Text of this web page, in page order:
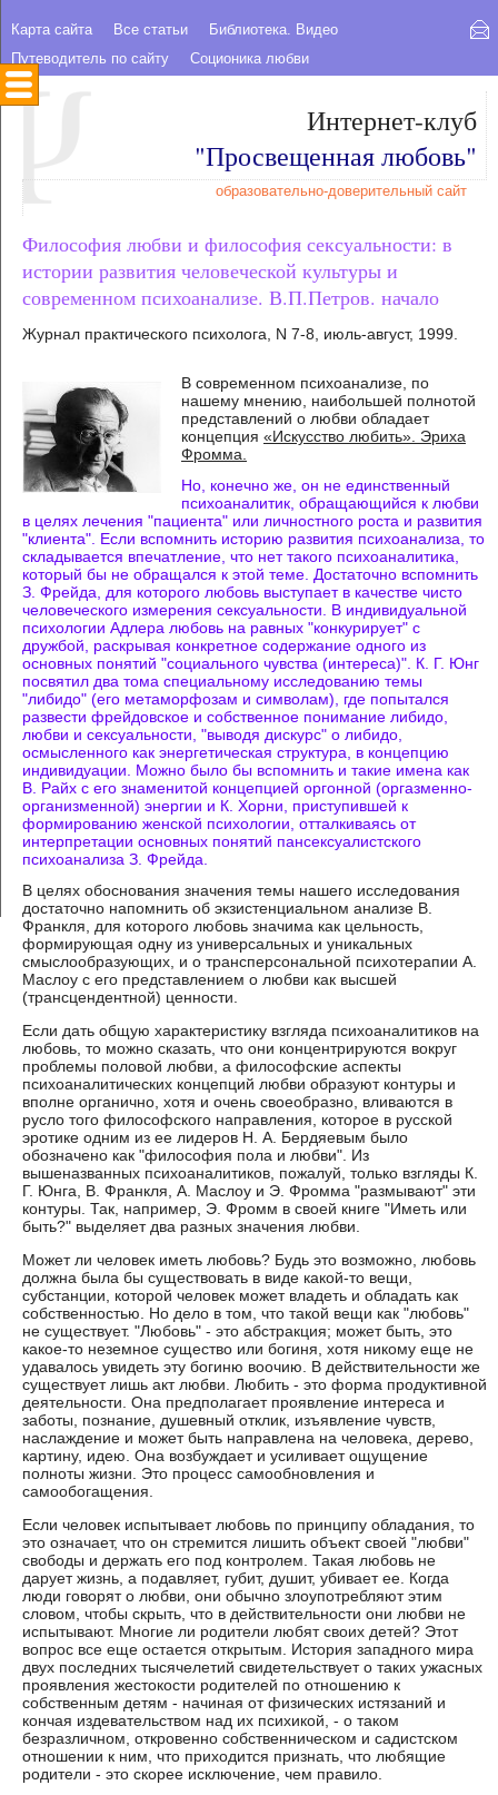
Карта сайта Все статьи
Библиотека. Видео
Путеводитель по сайту
Соционика любви
Интернет-клуб
"Просвещенная любовь"
образовательно-доверительный сайт
Философия любви и философия сексуальности: в
истории развития человеческой культуры и
современном психоанализе. В.П.Петров. начало
Журнал практического психолога, N 7-8, июль-август, 1999.
В современном психоанализе, по
нашему мнению, наибольшей полнотой
представлений о любви обладает
концепция «Искусство любить». Эриха
Фромма.
Но, конечно же, он не единственный
психоаналитик, обращающийся к любви
в целях лечения "пациента" или личностного роста и развития
"клиента". Если вспомнить историю развития психоанализа, то
складывается впечатление, что нет такого психоаналитика,
который бы не обращался к этой теме. Достаточно вспомнить
З. Фрейда, для которого любовь выступает в качестве чисто
человеческого измерения сексуальности. В индивидуальной
психологии Адлера любовь на равных "конкурирует" с
дружбой, раскрывая конкретное содержание одного из
основных понятий "социального чувства (интереса)". К. Г. Юнг
посвятил два тома специальному исследованию темы
"либидо" (его метаморфозам и символам), где попытался
развести фрейдовское и собственное понимание либидо,
любви и сексуальности, "выводя дискурс" о либидо,
осмысленного как энергетическая структура, в концепцию
индивидуации. Можно было бы вспомнить и такие имена как
В. Райх с его знаменитой концепцией оргонной (оргазменно-
организменной) энергии и К. Хорни, приступившей к
формированию женской психологии, отталкиваясь от
интерпретации основных понятий пансексуалистского
психоанализа З. Фрейда.
В целях обоснования значения темы нашего исследования
достаточно напомнить об экзистенциальном анализе В.
Франкля, для которого любовь значима как цельность,
формирующая одну из универсальных и уникальных
смыслообразующих, и о трансперсональной психотерапии А.
Маслоу с его представлением о любви как высшей
(трансцендентной) ценности.
Если дать общую характеристику взгляда психоаналитиков на
любовь, то можно сказать, что они концентрируются вокруг
проблемы половой любви, а философские аспекты
психоаналитических концепций любви образуют контуры и
вполне органично, хотя и очень своеобразно, вливаются в
русло того философского направления, которое в русской
эротике одним из ее лидеров Н. А. Бердяевым было
обозначено как "философия пола и любви". Из
вышеназванных психоаналитиков, пожалуй, только взгляды К.
Г. Юнга, В. Франкля, А. Маслоу и Э. Фромма "размывают" эти
контуры. Так, например, Э. Фромм в своей книге "Иметь или
быть?" выделяет два разных значения любви.
Может ли человек иметь любовь? Будь это возможно, любовь
должна была бы существовать в виде какой-то вещи,
субстанции, которой человек может владеть и обладать как
собственностью. Но дело в том, что такой вещи как "любовь"
не существует. "Любовь" - это абстракция; может быть, это
какое-то неземное существо или богиня, хотя никому еще не
удавалось увидеть эту богиню воочию. В действительности же
существует лишь акт любви. Любить - это форма продуктивной
деятельности. Она предполагает проявление интереса и
заботы, познание, душевный отклик, изъявление чувств,
наслаждение и может быть направлена на человека, дерево,
картину, идею. Она возбуждает и усиливает ощущение
полноты жизни. Это процесс самообновления и
самообогащения.
Если человек испытывает любовь по принципу обладания, то
это означает, что он стремится лишить объект своей "любви"
свободы и держать его под контролем. Такая любовь не
дарует жизнь, а подавляет, губит, душит, убивает ее. Когда
люди говорят о любви, они обычно злоупотребляют этим
словом, чтобы скрыть, что в действительности они любви не
испытывают. Многие ли родители любят своих детей? Этот
вопрос все еще остается открытым. История западного мира
двух последних тысячелетий свидетельствует о таких ужасных
проявления жестокости родителей по отношению к
собственным детям - начиная от физических истязаний и
кончая издевательством над их психикой, - о таком
безразличном, откровенно собственническом и садистском
отношении к ним, что приходится признать, что любящие
родители - это скорее исключение, чем правило.